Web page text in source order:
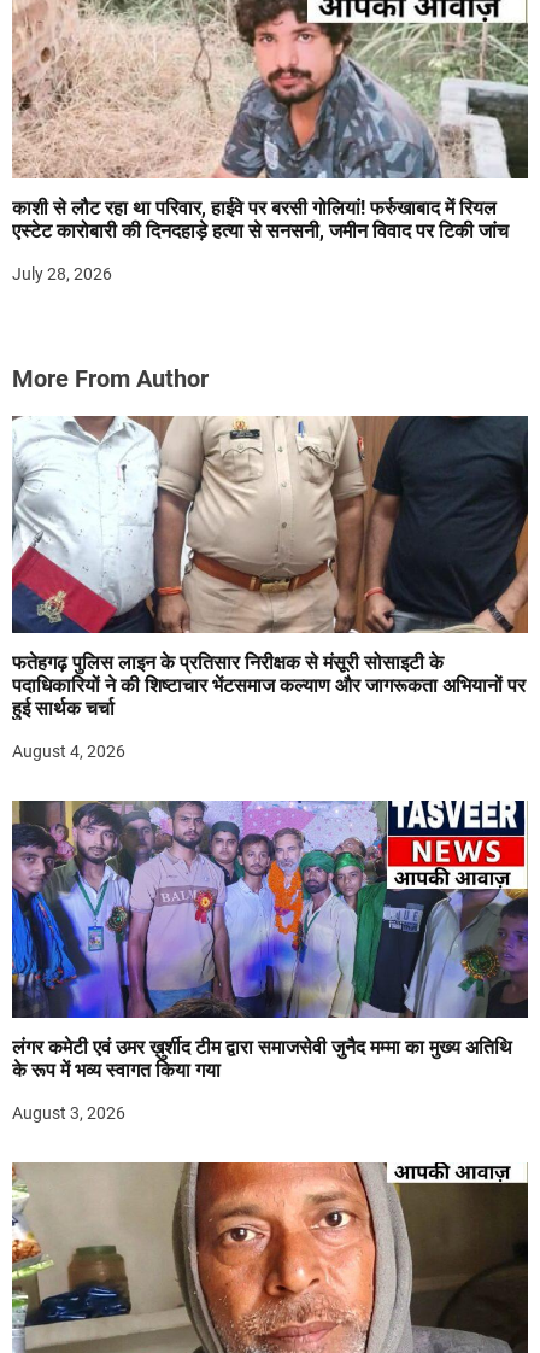
काशी से लौट रहा था परिवार, हाईवे पर बरसी गोलियां! फर्रुखाबाद में रियल
एस्टेट कारोबारी की दिनदहाड़े हत्या से सनसनी, जमीन विवाद पर टिकी जांच
July 28, 2026
More From Author
फतेहगढ़ पुलिस लाइन के प्रतिसार निरीक्षक से मंसूरी सोसाइटी के
पदाधिकारियों ने की शिष्टाचार भेंटसमाज कल्याण और जागरूकता अभियानों पर
हुई सार्थक चर्चा
August 4, 2026
लंगर कमेटी एवं उमर ख़ुर्शीद टीम द्वारा समाजसेवी जुनैद मम्मा का मुख्य अतिथि
के रूप में भव्य स्वागत किया गया
August 3, 2026